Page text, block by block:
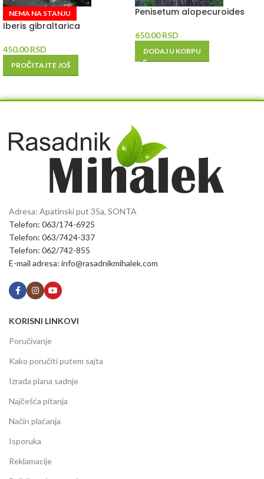
NEMA NA STANJU
Iberis gibraltarica
450.00RSD
PROČITAJTE JOŠ
Penisetum alopecuroides
650.00RSD
DODAJ U KORPU
Adresa: Apatinski put 35a, SONTA
Telefon: 063/174-6925
Telefon: 063/7424-337
Telefon: 062/742-855
E-mail adresa: info@rasadnikmihalek.com
KORISNI LINKOVI
Poručivanje
Kako poručiti putem sajta
Izrada plana sadnje
Najčešća pitanja
Način plaćanja
Isporuka
Reklamacije